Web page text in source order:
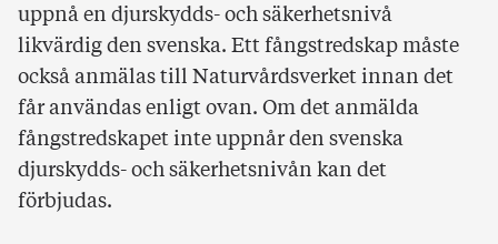
uppnå en djurskydds- och säkerhetsnivå
likvärdig den svenska. Ett fångstredskap måste
också anmälas till Naturvårdsverket innan det
får användas enligt ovan. Om det anmälda
fångstredskapet inte uppnår den svenska
djurskydds- och säkerhetsnivån kan det
förbjudas.